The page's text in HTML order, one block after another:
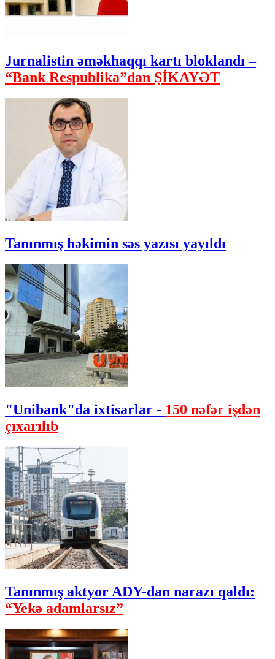
Jurnalistin əməkhaqqı kartı bloklandı –
“Bank Respublika”dan ŞİKAYƏT
Tanınmış həkimin səs yazısı yayıldı
"Unibank"da ixtisarlar - 150 nəfər işdən
çıxarılıb
Tanınmış aktyor ADY-dan narazı qaldı:
“Yekə adamlarsız”